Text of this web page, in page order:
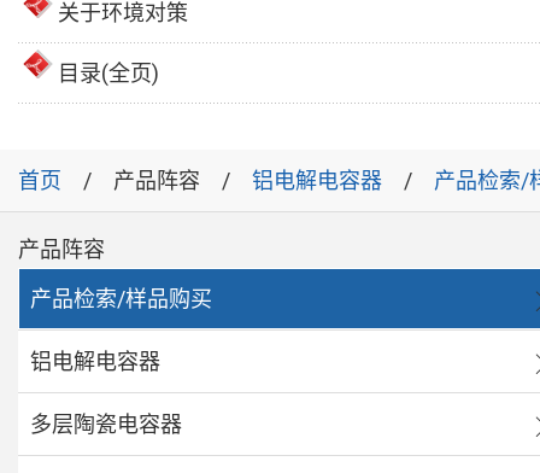
关于环境对策
目录(全页)
首页 产品阵容 铝电解电容器 产品检索/
产品阵容
产品检索/样品购买
铝电解电容器
多层陶瓷电容器